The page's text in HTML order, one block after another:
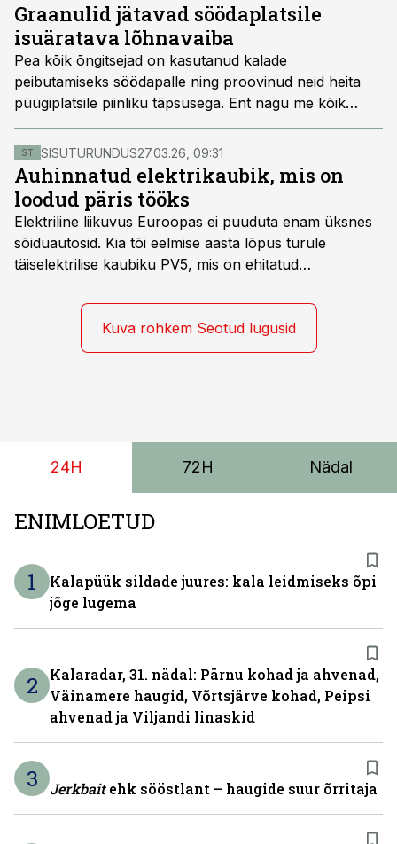
Graanulid jätavad söödaplatsile
isuäratava lõhnavaiba
Pea kõik õngitsejad on kasutanud kalade
peibutamiseks söödapalle ning proovinud neid heita
püügiplatsile piinliku täpsusega. Ent nagu me kõik
omadest kogemustest teame, ei taha söödapallid
sugugi alati sattuda sinna, kuhu vaja. Lisaks on
söödapallide puhul tihti probleemiks ka see, et rasked
ja ümmargused pallid võivad meie teadmata täielikult
põhjamutta mattuda. Siin tulevad meile appi viimastel
kümnenditel suurt populaarsust kogunud graanulid ja
söödaraketid. Olenemata sellest, kui pehme on põhi
püügipaigas, ei vaju kerged graanulid kunagi mutta
lõhnavaiba.
ST SISUTURUNDUS27.03.26, 09:31
Auhinnatud elektrikaubik, mis on
loodud päris tööks
Elektriline liikuvus Euroopas ei puuduta enam üksnes
sõiduautosid. Kia tõi eelmise aasta lõpus turule
täiselektrilise kaubiku PV5, mis on ehitatud
platvormile e-GMP.s ja pakub hulgaliselt võimalusi
tarbesõiduki konfigureerimiseks. Kia PV5 on saadaval
kahe- ja kolmekohalise pakiautona, 5-kohalise
Kuva rohkem Seotud lugusid
24H 72H Nädal
ENIMLOETUD
1
Kalapüük sildade juures: kala leidmiseks õpi
jõge lugema
2
Kalaradar, 31. nädal: Pärnu kohad ja ahvenad,
Väinamere haugid, Võrtsjärve kohad, Peipsi
ahvenad ja Viljandi linaskid
3 Jerkbaitehk sööstlant – haugide suur õrritaja